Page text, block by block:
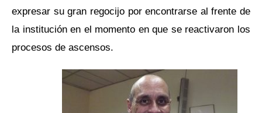
expresar su gran regocijo por encontrarse al frente de
la institución en el momento en que se reactivaron los
procesos de ascensos.